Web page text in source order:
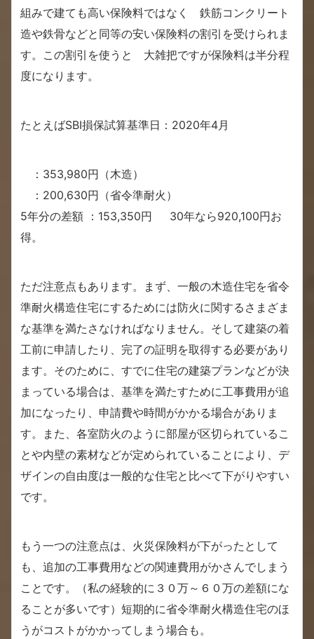
組みで建ても高い保険料ではなく 鉄筋コンクリート
造や鉄骨などと同等の安い保険料の割引を受けられま
す。この割引を使うと 大雑把ですが保険料は半分程
度になります。
たとえばSBI損保試算基準日：2020年4月
：353,980円（木造）
：200,630円（省令準耐火）
5年分の差額 ：153,350円 30年なら920,100円お
得。
ただ注意点もあります。まず、一般の木造住宅を省令
準耐火構造住宅にするためには防火に関するさまざま
な基準を満たさなければなりません。そして建築の着
工前に申請したり、完了の証明を取得する必要があり
ます。そのために、すでに住宅の建築プランなどが決
まっている場合は、基準を満たすために工事費用が追
加になったり、申請費や時間がかかる場合がありま
す。また、各室防火のように部屋が区切られているこ
とや内壁の素材などが定められていることにより、デ
ザインの自由度は一般的な住宅と比べて下がりやすい
です。
もう一つの注意点は、火災保険料が下がったとして
も、追加の工事費用などの関連費用がかさんでしまう
ことです。（私の経験的に３０万～６０万の差額にな
ることが多いです）短期的に省令準耐火構造住宅のほ
うがコストがかかってしまう場合も。